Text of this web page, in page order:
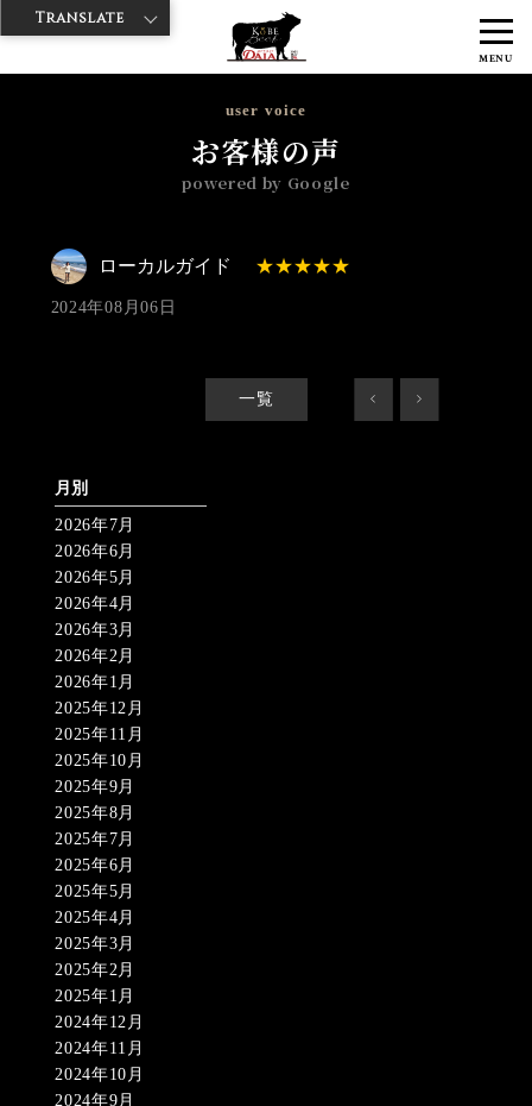
MENU
神戸牛ダイヤ > 神戸牛ダイア すし屋通り店
ロー
カルガイド 2024/08/06 No_review
user voice
お客様の声
powered by Google
ローカルガイド
2024年08月06日
一覧 < >
月別
2026年7月
2026年6月
2026年5月
2026年4月
2026年3月
2026年2月
2026年1月
2025年12月
2025年11月
2025年10月
2025年9月
2025年8月
2025年7月
2025年6月
2025年5月
2025年4月
2025年3月
2025年2月
2025年1月
2024年12月
2024年11月
2024年10月
2024年9月
Translate